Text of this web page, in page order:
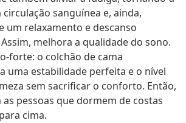
circulação sanguínea e, ainda,
um relaxamento e descanso
melhora a qualidade do sono.
forte: o colchão de cama
uma estabilidade perfeita e o nível
sem sacrificar o conforto. Então,
as pessoas que dormem de costas
cima.